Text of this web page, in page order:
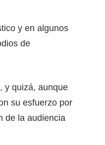
y en algunos
de
y quizá, aunque
su esfuerzo por
de la audiencia